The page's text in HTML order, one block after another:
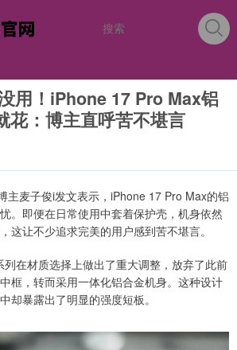
用！iPhone 17 Pro Max铝
花：博主直呼苦不堪言
主麦子俊i发文表示，iPhone 17 Pro Max的铝
。即便在日常使用中套着保护壳，机身依然
这让不少追求完美的用户感到苦不堪言。
在材质选择上做出了重大调整，放弃了此前
框，转而采用一体化铝合金机身。这种设计
却暴露出了明显的强度短板。